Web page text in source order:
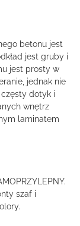
betonu jest
jest gruby i
jest prosty w
jednak nie
dotyk i
wnętrz
laminatem
szaf i